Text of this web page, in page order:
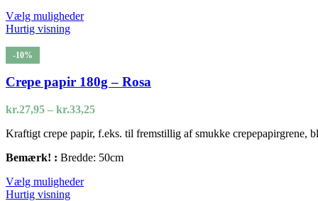
Vælg mulighederDette
Mulighederne
kan
vælges
på
varesiden
Hurtig visning
-10%
Crepe papir 180g – Rosa
kr.27,95 – kr.33,25Prisinterval:
til
Kraftigt crepe papir, f.eks. til fremstillig af smukke crepepapirgrene,
Bemærk! : Bredde: 50cm
Vælg mulighederDette
Hurtig visning